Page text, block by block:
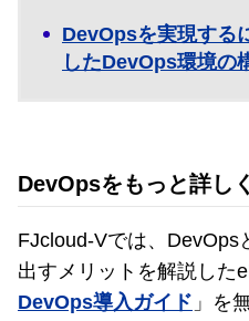
DevOpsを実現する
したDevOps環境の
DevOpsをもっと詳し
FJcloud-Vでは、DevOps
出すメリットを解説した
DevOps導入ガイド 」を